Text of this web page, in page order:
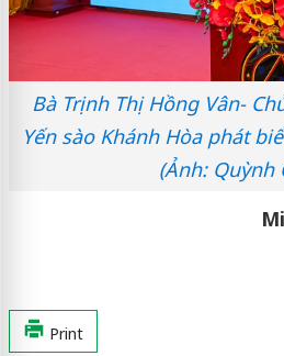
Bà Trịnh Thị Hồng Vân-
Yến sào Khánh Hòa phát
(Ảnh: Quỳnh
Print